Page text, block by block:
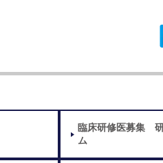
臨床研修医募集
ム